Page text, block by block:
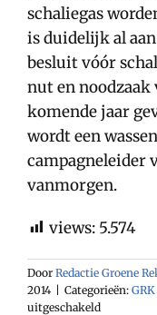
schaliegas
is duidelijk al
besluit vóór
nut en noodzaak
komende jaar
wordt een
campagneleider
vanmorgen.
views: 5.574
Door Redactie Groene
2014
Categorieën:
uitgeschakeldvoor